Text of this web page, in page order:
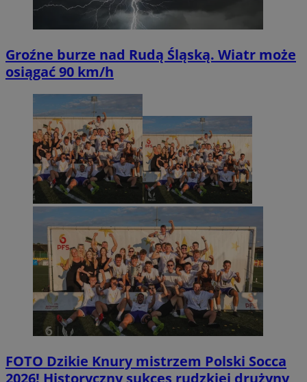
Groźne burze nad Rudą Śląską. Wiatr może
osiągać 90 km/h
FOTO Dzikie Knury mistrzem Polski Socca
2026! Historyczny sukces rudzkiej drużyny